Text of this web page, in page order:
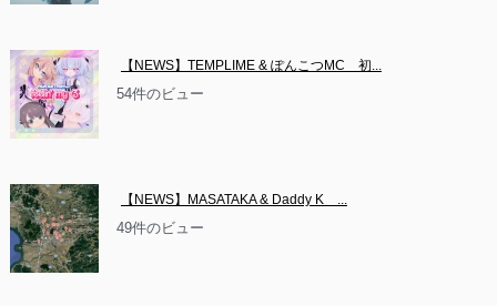
【NEWS】TEMPLIME & ぽんこつMC　初...
54件のビュー
【NEWS】MASATAKA & Daddy K　...
49件のビュー